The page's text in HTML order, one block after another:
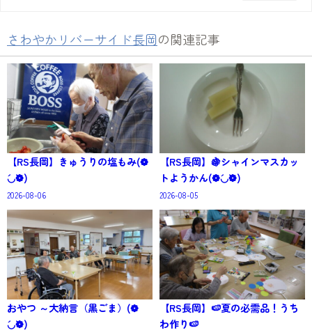
さわやかリバーサイド長岡の関連記事
【RS長岡】きゅうりの塩もみ(❁
´◡`❁)
2026-08-06
【RS長岡】🍇シャインマスカッ
トようかん(❁´◡`❁)
2026-08-05
おやつ ～大納言（黒ごま）(❁
´◡`❁)
【RS長岡】🍉夏の必需品！うち
わ作り🍉